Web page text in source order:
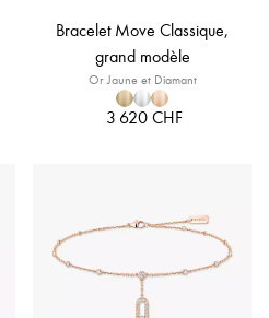
Bracelet Move Classique,
grand modèle
Or Jaune et Diamant
3 620 CHF